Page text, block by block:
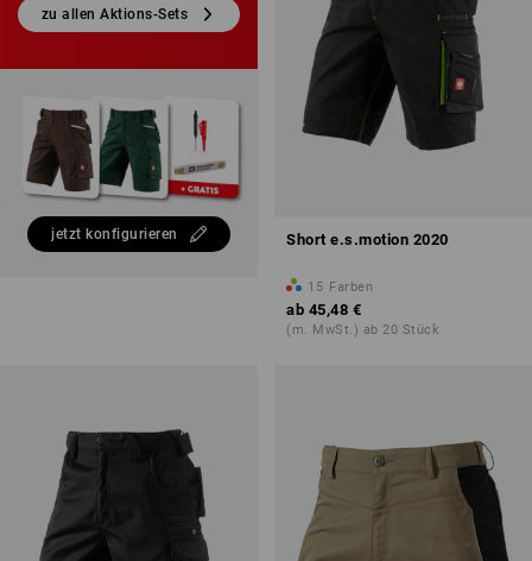
zu allen Aktions-Sets
jetzt konfigurieren Short e.s.motion 2020
15 Farben
ab 45,48 €
(m. MwSt.) ab 20 Stück